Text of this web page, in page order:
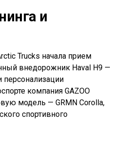
и
Trucks начала прием
внедорожник Haval H9 —
компания GAZOO
модель — GRMN Corolla,
спортивного